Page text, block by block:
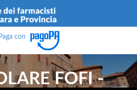
Paga con
FOFI -